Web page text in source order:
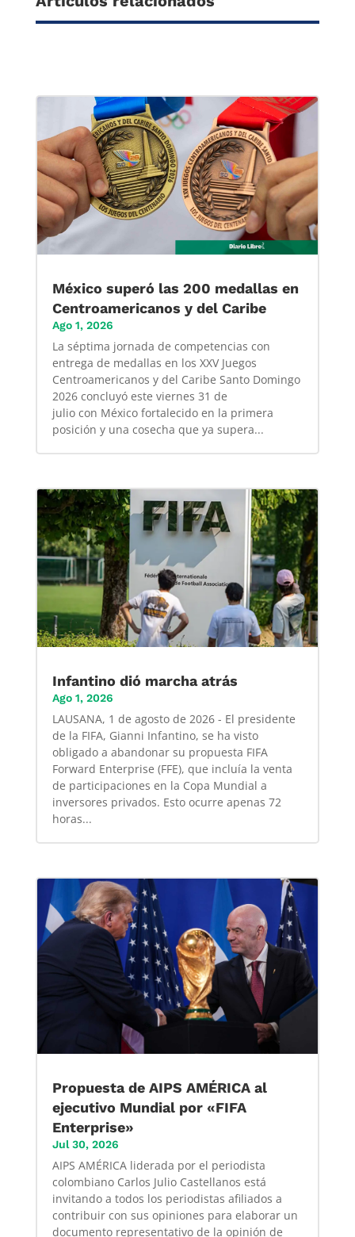
México superó las 200 medallas en
Centroamericanos y del Caribe
Ago 1, 2026
La séptima jornada de competencias con
entrega de medallas en los XXV Juegos
Centroamericanos y del Caribe Santo Domingo
2026 concluyó este viernes 31 de
julio con México fortalecido en la primera
posición y una cosecha que ya supera...
Infantino dió marcha atrás
Ago 1, 2026
LAUSANA, 1 de agosto de 2026 - El presidente
de la FIFA, Gianni Infantino, se ha visto
obligado a abandonar su propuesta FIFA
Forward Enterprise (FFE), que incluía la venta
de participaciones en la Copa Mundial a
inversores privados. Esto ocurre apenas 72
horas...
Propuesta de AIPS AMÉRICA al
ejecutivo Mundial por «FIFA
Enterprise»
Jul 30, 2026
AIPS AMÉRICA liderada por el periodista
colombiano Carlos Julio Castellanos está
invitando a todos los periodistas afiliados a
contribuir con sus opiniones para elaborar un
documento representativo de la opinión de